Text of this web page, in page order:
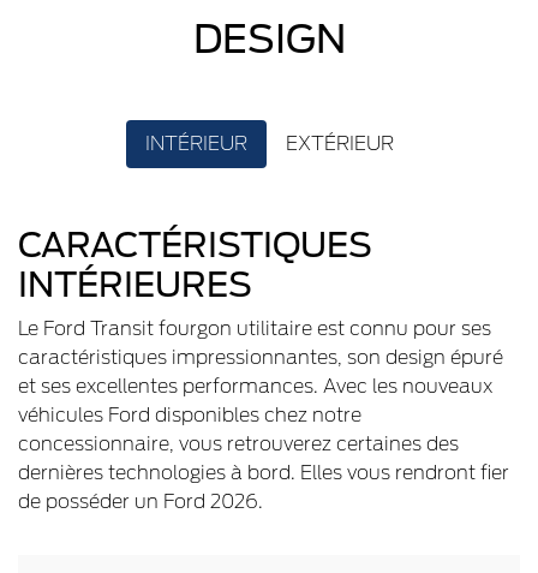
DESIGN
INTÉRIEUR EXTÉRIEUR
CARACTÉRISTIQUES
INTÉRIEURES
Le Ford Transit fourgon utilitaire est connu pour ses
caractéristiques impressionnantes, son design épuré
et ses excellentes performances. Avec les nouveaux
véhicules Ford disponibles chez notre
concessionnaire, vous retrouverez certaines des
dernières technologies à bord. Elles vous rendront fier
de posséder un Ford 2026.